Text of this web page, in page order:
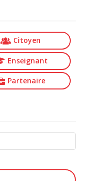
Citoyen
Enseignant
Partenaire